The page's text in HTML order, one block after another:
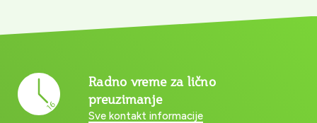
Radno vreme za lično
preuzimanje
Sve kontakt informacije